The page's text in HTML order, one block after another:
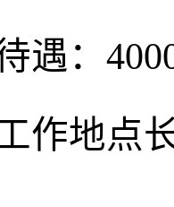
遇：
作地点